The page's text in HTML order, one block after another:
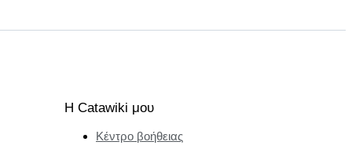
Η Catawiki μου
Κέντρο βοήθειας